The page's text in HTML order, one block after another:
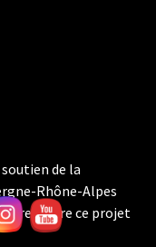
de la
Rhône-Alpes
faire naître ce projet